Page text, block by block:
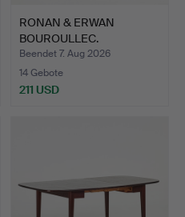
RONAN & ERWAN
BOUROULLEC.
Armlehnstühle, 6…
Beendet 7. Aug 2026
14 Gebote
211 USD